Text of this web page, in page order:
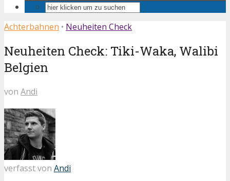
Achterbahnen • Neuheiten Check
Neuheiten Check: Tiki-Waka, Walibi
Belgien
von Andi
verfasst von Andi